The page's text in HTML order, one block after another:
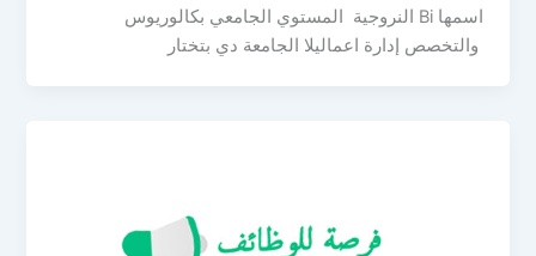
اسمها Bi النروجية المستوي الجامعي بكالوريوس
والتخصص إدارة اعماليلا الجامعة دي بتختار